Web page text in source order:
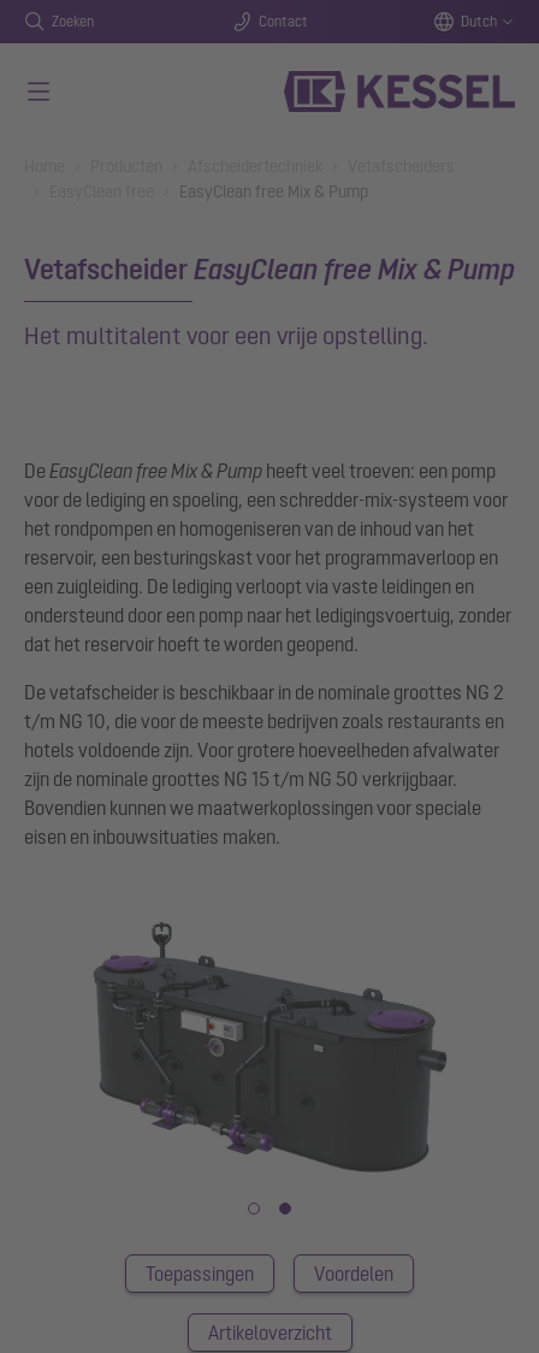
Zoeken Contact Dutch
EasyClean free Mix & Pump
VetafscheiderEasyClean free Mix & Pump
Het multitalent voor een vrije opstelling.
De EasyClean free Mix & Pump heeft veel troeven: een pomp
voor de lediging en spoeling, een schredder-mix-systeem voor
het rondpompen en homogeniseren van de inhoud van het
reservoir, een besturingskast voor het programmaverloop en
een zuigleiding. De lediging verloopt via vaste leidingen en
ondersteund door een pomp naar het ledigingsvoertuig, zonder
dat het reservoir hoeft te worden geopend.
De vetafscheider is beschikbaar in de nominale groottes NG 2
t/m NG 10, die voor de meeste bedrijven zoals restaurants en
hotels voldoende zijn. Voor grotere hoeveelheden afvalwater
zijn de nominale groottes NG 15 t/m NG 50 verkrijgbaar.
Bovendien kunnen we maatwerkoplossingen voor speciale
eisen en inbouwsituaties maken.
Toepassingen Voordelen
Artikeloverzicht